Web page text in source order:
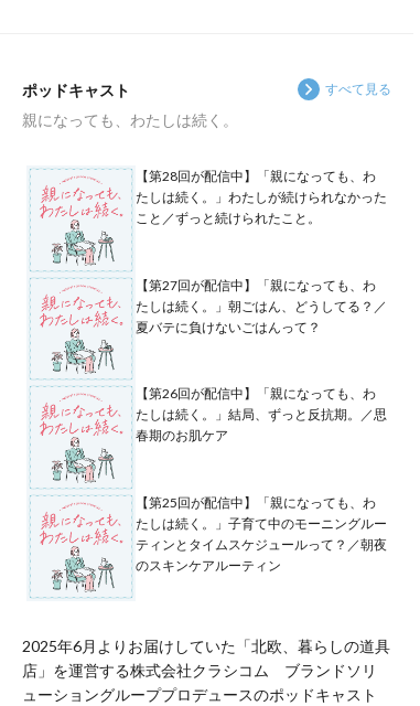
ポッドキャスト すべて見る
親になっても、わたしは続く。
【第28回が配信中】「親になっても、わ
たしは続く。」わたしが続けられなかった
こと／ずっと続けられたこと。
【第27回が配信中】「親になっても、わ
たしは続く。」朝ごはん、どうしてる？／
夏バテに負けないごはんって？
【第26回が配信中】「親になっても、わ
たしは続く。」結局、ずっと反抗期。／思
春期のお肌ケア
【第25回が配信中】「親になっても、わ
たしは続く。」子育て中のモーニングルー
ティンとタイムスケジュールって？／朝夜
のスキンケアルーティン
2025年6月よりお届けしていた「北欧、暮らしの道具
店」を運営する株式会社クラシコム ブランドソリ
ューショングループプロデュースのポッドキャスト